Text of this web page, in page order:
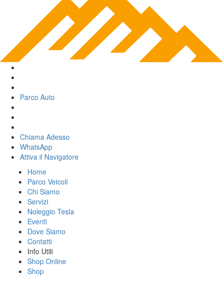
Parco Auto
Chiama Adesso
WhatsApp
Attiva il Navigatore
Home
Parco Veicoli
Chi Siamo
Servizi
Noleggio Tesla
Eventi
Dove Siamo
Contatti
Info Utili
Shop Online
Shop